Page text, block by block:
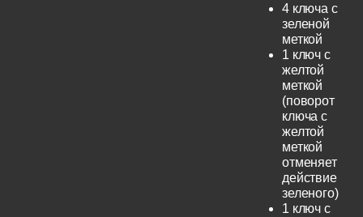
4 ключа с
зеленой
меткой
1 ключ с
желтой
меткой
(поворот
ключа с
желтой
меткой
отменяет
действие
зеленого)
1 ключ с